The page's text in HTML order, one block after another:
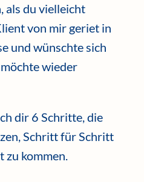
als du vielleicht
von mir geriet in
und wünschte sich
wieder
dir 6 Schritte, die
Schritt für Schritt
zu kommen.